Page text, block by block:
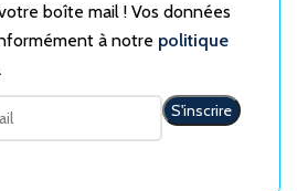
boîte mail ! Vos données
à notre politique